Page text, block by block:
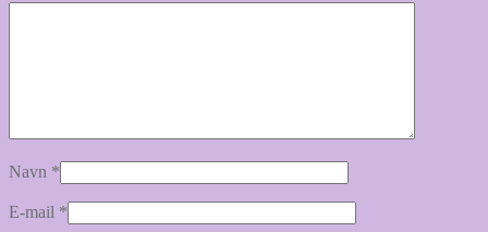
Navn *
E-mail *